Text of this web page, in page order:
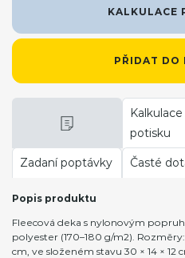
KALKULACE
PŘIDAT DO
Kalkulace
potisku
Zadaní poptávky Časté
Popis produktu
Fleecová deka s nylonovým
polyester (170–180 g/m2).
cm, ve složeném stavu 30 × 14 × 12